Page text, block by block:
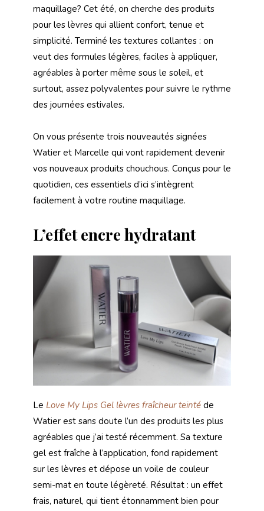
maquillage? Cet été, on cherche des produits
pour les lèvres qui allient confort, tenue et
simplicité. Terminé les textures collantes : on
veut des formules légères, faciles à appliquer,
agréables à porter même sous le soleil, et
surtout, assez polyvalentes pour suivre le rythme
des journées estivales.
On vous présente trois nouveautés signées
Watier et Marcelle qui vont rapidement devenir
vos nouveaux produits chouchous. Conçus pour le
quotidien, ces essentiels d’ici s’intègrent
facilement à votre routine maquillage.
L’effet encre hydratant
Le Love My Lips Gel lèvres fraîcheur teinté de
Watier est sans doute l’un des produits les plus
agréables que j’ai testé récemment. Sa texture
gel est fraîche à l’application, fond rapidement
sur les lèvres et dépose un voile de couleur
semi-mat en toute légèreté. Résultat : un effet
frais, naturel, qui tient étonnamment bien pour